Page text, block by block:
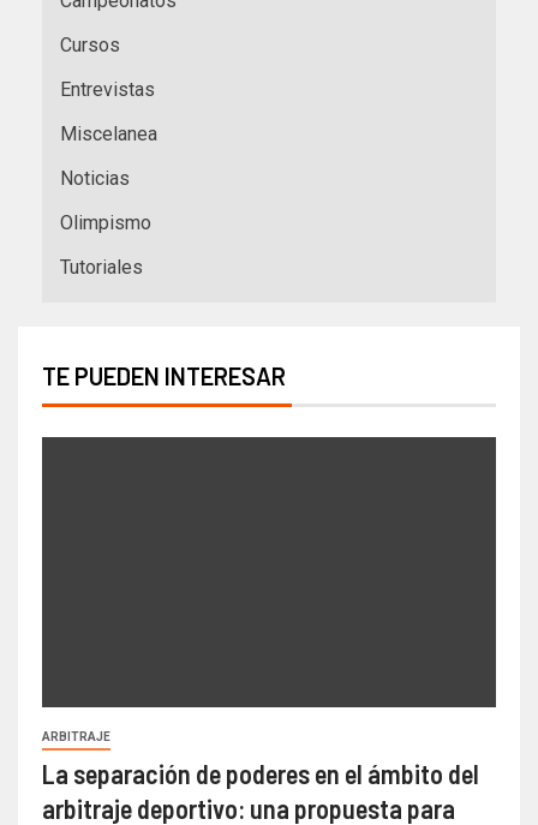
Cursos
Entrevistas
Miscelanea
Noticias
Olimpismo
Tutoriales
TE PUEDEN INTERESAR
ARBITRAJE
La separación de poderes en el ámbito del
arbitraje deportivo: una propuesta para